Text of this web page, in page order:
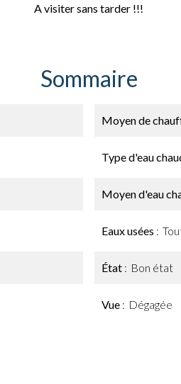
A visiter sans tarder !!!
Sommaire
Moyen de
Type d'eau
Moyen d'eau
Eaux usées
État Bon état
Vue Dégagée